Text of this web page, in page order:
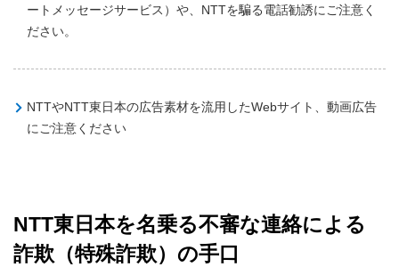
ートメッセージサービス）や、NTTを騙る電話勧誘にご注意く
ださい。
NTTやNTT東日本の広告素材を流用したWebサイト、動画広告
にご注意ください
NTT東日本を名乗る不審な連絡による
詐欺（特殊詐欺）の手口